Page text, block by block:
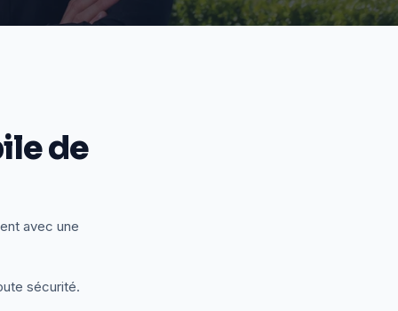
de
avec une
sécurité.